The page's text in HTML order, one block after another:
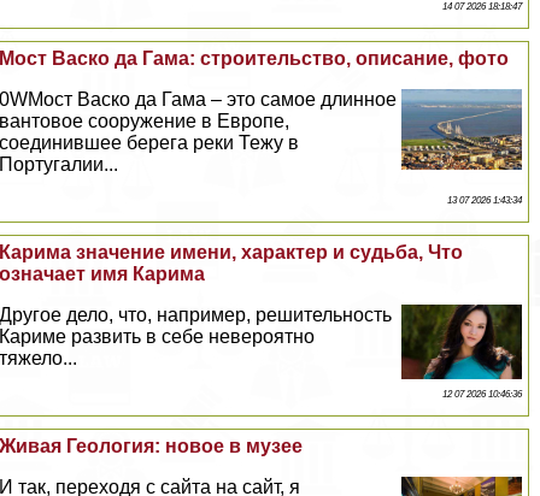
14 07 2026 18:18:47
Мост Васко да Гама: строительство, описание, фото
0WМост Васко да Гама – это самое длинное
вантовое сооружение в Европе,
соединившее берега реки Тежу в
Португалии...
13 07 2026 1:43:34
Карима значение имени, хаpaктер и судьба, Что
означает имя Карима
Другое дело, что, например, решительность
Кариме развить в себе невероятно
тяжело...
12 07 2026 10:46:36
Живая Геология: новое в музее
И так, переходя с сайта на сайт, я